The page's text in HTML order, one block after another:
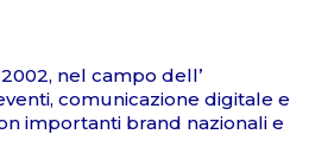
nel campo dell’
comunicazione digitale e
importanti brand nazionali e